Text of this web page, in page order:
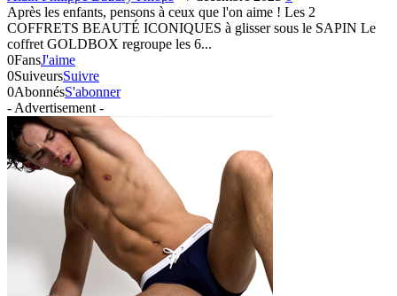
Après les enfants, pensons à ceux que l'on aime ! Les 2
COFFRETS BEAUTÉ ICONIQUES à glisser sous le SAPIN Le
coffret GOLDBOX regroupe les 6...
0FansJ'aime
0SuiveursSuivre
0AbonnésS'abonner
- Advertisement -